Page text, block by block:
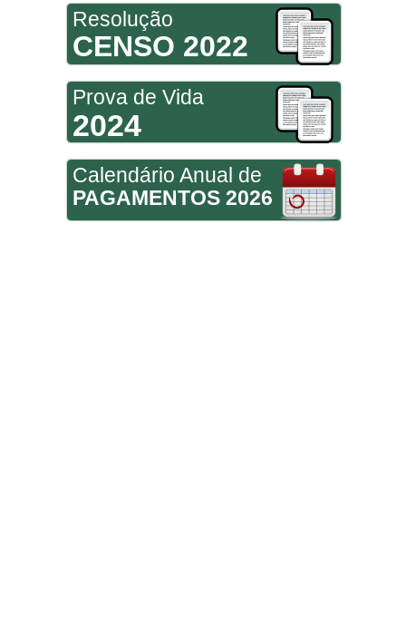
Resolução
CENSO 2022
Prova de Vida
2024
Calendário Anual de
PAGAMENTOS 2026